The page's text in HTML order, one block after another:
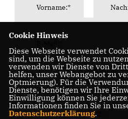
Vorname:*
SPAM-
Bitte tragen
folgenden
24 + 22 =
Cookie Hinweis
Diese Webseite verwendet
sind, um die Webseite zu
verwenden wir Dienste von
helfen, unser Webangebot zu
Optmierung). Für die
Dienste, benötigen wir Ihre
Einwilligung können Sie
Informationen finden Sie in
Datenschutzerklärung.